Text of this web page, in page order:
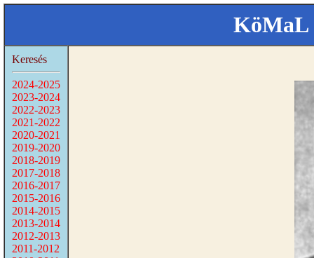
KöMaL
Keresés
2024-2025
2023-2024
2022-2023
2021-2022
2020-2021
2019-2020
2018-2019
2017-2018
2016-2017
2015-2016
2014-2015
2013-2014
2012-2013
2011-2012